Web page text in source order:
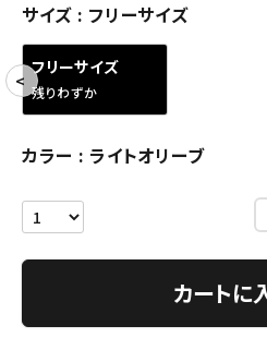
CONTENTS
ACCOUNT MENU
Follow us
サイズ フリーサイズ
フリーサイズ
残りわずか
カラー ライトオリーブ
カートに